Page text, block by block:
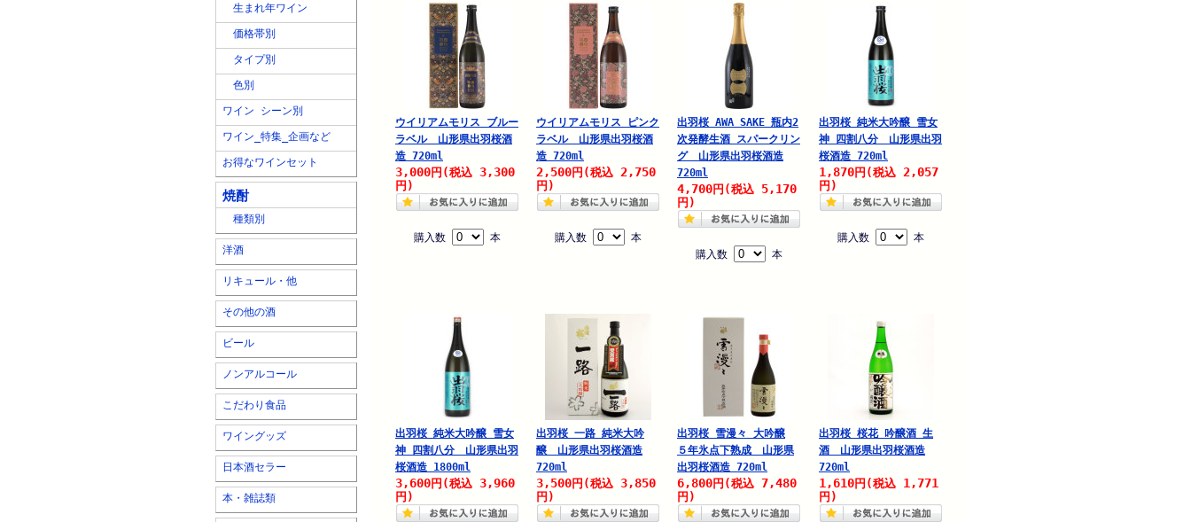
生まれ年ワイン
価格帯別
タイプ別
色別
ワイン シーン別
ワイン_特集_企画など
お得なワインセット
焼酎
種類別
洋酒
リキュール・他
その他の酒
ビール
ノンアルコール
こだわり食品
ワイングッズ
日本酒セラー
本・雑誌類
ウイリアムモリス ブルー
ラベル 山形県出羽桜酒
造 720ml
3,000円 (税込 3,300
円)
購入数 本
ウイリアムモリス ピンク
ラベル 山形県出羽桜酒
造 720ml
2,500円 (税込 2,750
円)
購入数 本
出羽桜 AWA SAKE 瓶内2
次発酵生酒 スパークリン
グ 山形県出羽桜酒造
720ml
4,700円 (税込 5,170
円)
購入数 本
出羽桜 純米大吟醸 雪女
神 四割八分 山形県出羽
桜酒造 720ml
1,870円 (税込 2,057
円)
購入数 本
出羽桜 純米大吟醸 雪女
神 四割八分 山形県出羽
桜酒造 1800ml
3,600円 (税込 3,960
円)
出羽桜 一路 純米大吟
醸 山形県出羽桜酒造
720ml
3,500円 (税込 3,850
円)
出羽桜 雪漫々 大吟醸
５年氷点下熟成 山形県
出羽桜酒造 720ml
6,800円 (税込 7,480
円)
出羽桜 桜花 吟醸酒 生
酒 山形県出羽桜酒造
720ml
1,610円 (税込 1,771
円)